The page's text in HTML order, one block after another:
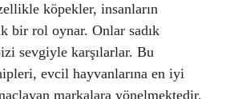
köpekler, insanların
bir rol oynar. Onlar sadık
sevgiyle karşılarlar. Bu
evcil hayvanlarına en iyi
markalara yönelmektedir.